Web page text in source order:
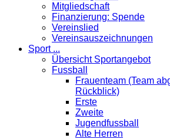
Mitgliedschaft
Finanzierung: Spende
Vereinslied
Vereinsauszeichnungen
Sport ...
Übersicht Sportangebot
Fussball
Frauenteam (Team
Rückblick)
Erste
Zweite
Jugendfussball
Alte Herren